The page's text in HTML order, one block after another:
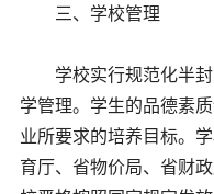
三、学校管理
学校实行规范化半封
学管理。学生的品德素
业所要求的培养目标。
育厅、省物价局、省财